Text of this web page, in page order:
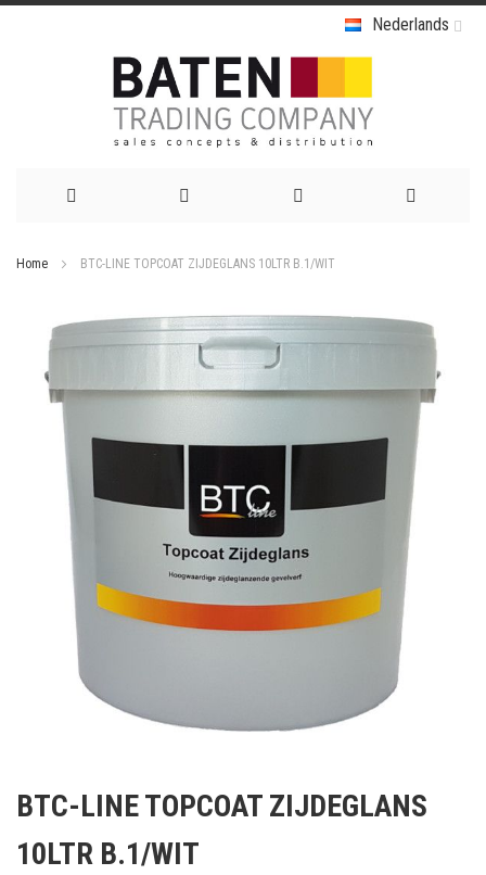
Nederlands
inhoud
Home BTC-LINE TOPCOAT ZIJDEGLANS 10LTR B.1/WIT
einde
afbeeldingen-
het
van
BTC-LINE TOPCOAT ZIJDEGLANS
10LTR B.1/WIT